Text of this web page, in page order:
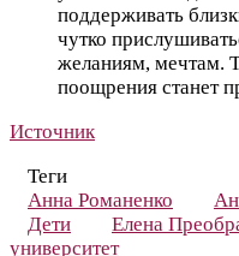
поддерживать
чутко
желаниям, мечтам.
поощрения станет
Источник
Теги
Анна Романенко
Дети
Елена
университет